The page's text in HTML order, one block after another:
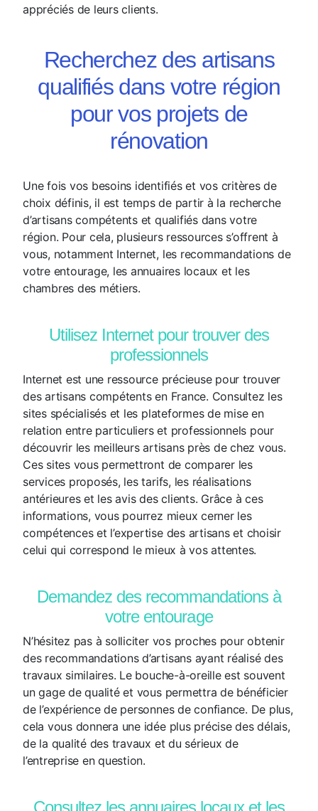
appréciés de leurs clients.
Recherchez des artisans
qualifiés dans votre région
pour vos projets de
rénovation
Une fois vos besoins identifiés et vos critères de
choix définis, il est temps de partir à la recherche
d’artisans compétents et qualifiés dans votre
région. Pour cela, plusieurs ressources s’offrent à
vous, notamment Internet, les recommandations de
votre entourage, les annuaires locaux et les
chambres des métiers.
Utilisez Internet pour trouver des
professionnels
Internet est une ressource précieuse pour trouver
des artisans compétents en France. Consultez les
sites spécialisés et les plateformes de mise en
relation entre particuliers et professionnels pour
découvrir les meilleurs artisans près de chez vous.
Ces sites vous permettront de comparer les
services proposés, les tarifs, les réalisations
antérieures et les avis des clients. Grâce à ces
informations, vous pourrez mieux cerner les
compétences et l’expertise des artisans et choisir
celui qui correspond le mieux à vos attentes.
Demandez des recommandations à
votre entourage
N’hésitez pas à solliciter vos proches pour obtenir
des recommandations d’artisans ayant réalisé des
travaux similaires. Le bouche-à-oreille est souvent
un gage de qualité et vous permettra de bénéficier
de l’expérience de personnes de confiance. De plus,
cela vous donnera une idée plus précise des délais,
de la qualité des travaux et du sérieux de
l’entreprise en question.
Consultez les annuaires locaux et les